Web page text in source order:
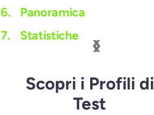
‹
›
6.
Panoramica
7.
Statistiche
Scopri i Profili di
Test